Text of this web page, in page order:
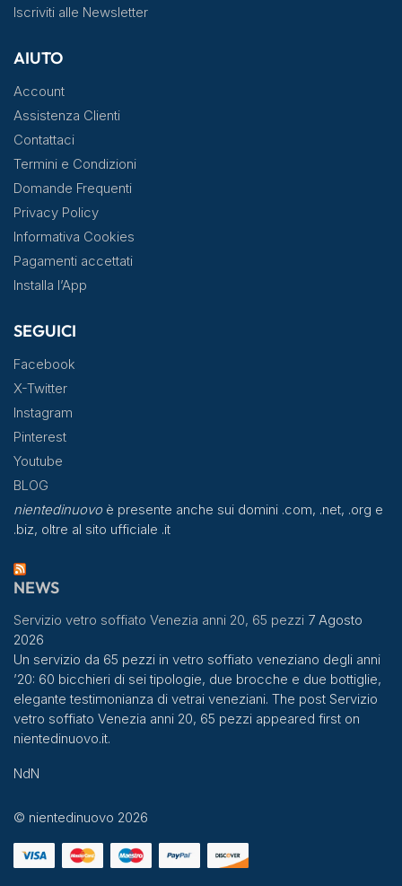
Iscriviti alle Newsletter
AIUTO
Account
Assistenza Clienti
Contattaci
Termini e Condizioni
Domande Frequenti
Privacy Policy
Informativa Cookies
Pagamenti accettati
Installa l’App
SEGUICI
Facebook
X-Twitter
Instagram
Pinterest
Youtube
BLOG
nientedinuovoè presente anche sui domini .com, .net, .org e
.biz, oltre al sito ufficiale .it
NEWS
Servizio vetro soffiato Venezia anni 20, 65 pezzi 7 Agosto
2026
Un servizio da 65 pezzi in vetro soffiato veneziano degli anni
’20: 60 bicchieri di sei tipologie, due brocche e due bottiglie,
elegante testimonianza di vetrai veneziani. The post Servizio
vetro soffiato Venezia anni 20, 65 pezzi appeared first on
nientedinuovo.it.
NdN
© nientedinuovo 2026